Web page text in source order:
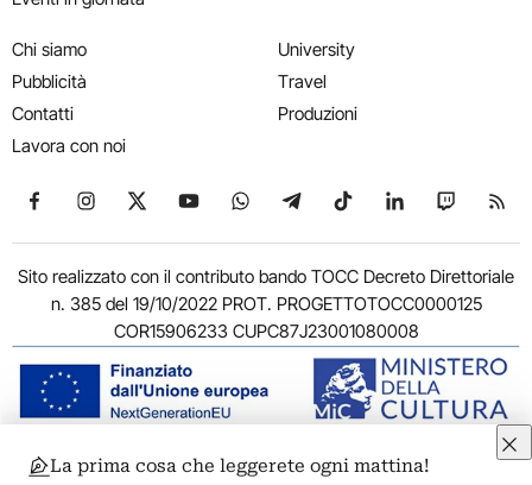
Chi siamo
Pubblicità
Contatti
Lavora con noi
University
Travel
Produzioni
Seguici su Facebook
Seguici su Instagram
Seguici su X
Seguici su YouTube
Seguici su WhatsApp
Seguici su Telegram
Seguici su TikTok
Seguici su
Seguici
Sito realizzato con il contributo bando TOCC Decreto Direttoriale
n. 385 del 19/10/2022 PROT. PROGETTOTOCC0000125
COR15906233 CUPC87J23001080008
© 2011-2026 ARTRIBUNE srl – Corso Vittorio Emanuele II, 287 –
La prima cosa che leggerete ogni mattina!